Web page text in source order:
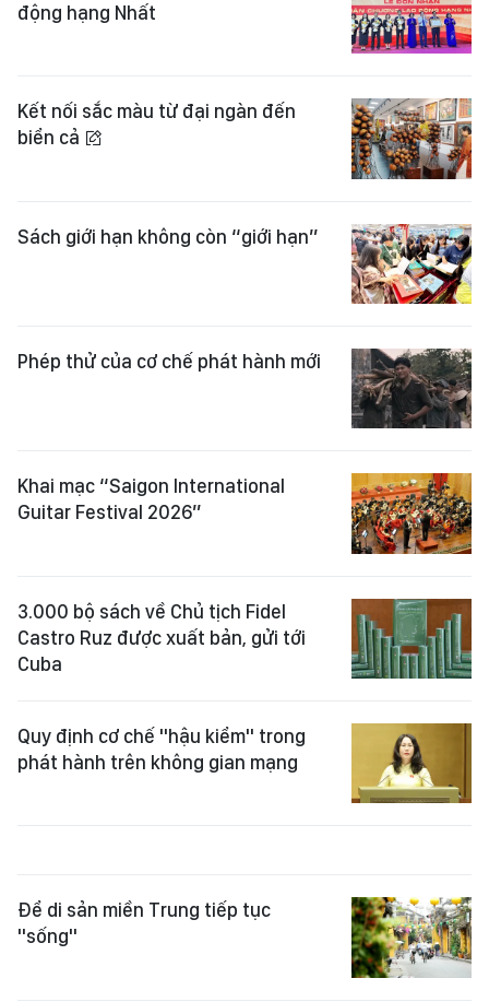
động hạng Nhất
Kết nối sắc màu từ đại ngàn đến
biển cả
Sách giới hạn không còn “giới hạn”
Phép thử của cơ chế phát hành mới
Khai mạc “Saigon International
Guitar Festival 2026”
3.000 bộ sách về Chủ tịch Fidel
Castro Ruz được xuất bản, gửi tới
Cuba
Quy định cơ chế "hậu kiểm" trong
phát hành trên không gian mạng
Để di sản miền Trung tiếp tục
"sống"